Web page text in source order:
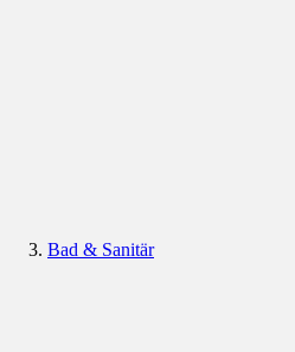
Bad & Sanitär